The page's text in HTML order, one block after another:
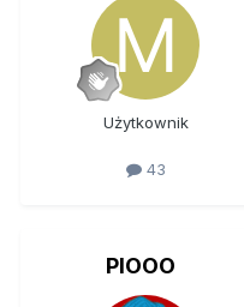
Użytkownik
43
PIOOO